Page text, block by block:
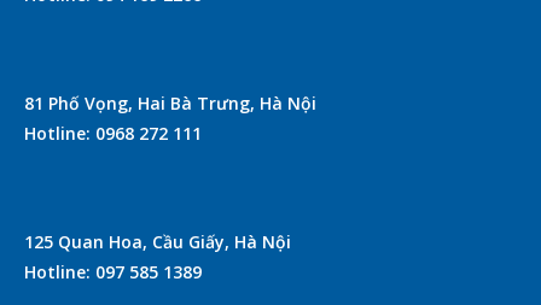
81 Phố Vọng, Hai Bà Trưng, Hà Nội
Hotline: 0968 272 111
125 Quan Hoa, Cầu Giấy, Hà Nội
Hotline: 097 585 1389